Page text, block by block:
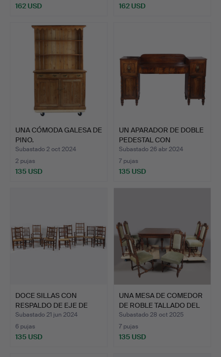
162 USD 162 USD
UNA CÓMODA GALESA DE
PINO.
Subastado 2 oct 2024
2 pujas
135 USD
UN APARADOR DE DOBLE
PEDESTAL CON
INCRUSTA…
Subastado 26 abr 2024
7 pujas
135 USD
DOCE SILLAS CON
RESPALDO DE EJE DE
ROBLE D…
Subastado 21 jun 2024
6 pujas
135 USD
UNA MESA DE COMEDOR
DE ROBLE TALLADO DEL
S…
Subastado 28 oct 2025
7 pujas
135 USD